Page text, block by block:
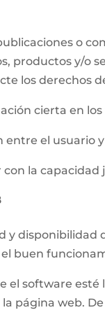
o
productos y/o
los derechos
cierta en
el usuario y
la
y
buen
el software
página web.